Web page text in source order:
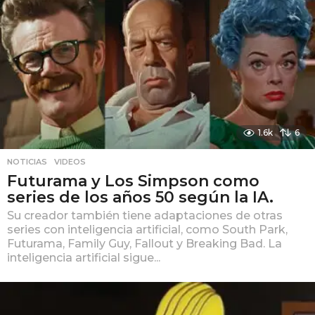
1.6k 6
NOTICIAS ,VIDEOS
Futurama y Los Simpson como
series de los años 50 según la IA.
Su creador también tiene adaptaciones de otras
series con inteligencia artificial, como South Park,
Futurama, Family Guy, Fallout y Breaking Bad. La
inteligencia artificial sigue...